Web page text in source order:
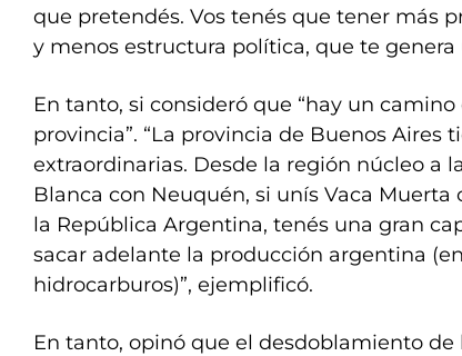
que pretendés. Vos tenés que tener más
y menos estructura política, que te genera
En tanto, si consideró que “hay un
provincia”. “La provincia de Buenos Aires
extraordinarias. Desde la región núcleo a
Blanca con Neuquén, si unís Vaca
la República Argentina, tenés una gran
sacar adelante la producción argentina
hidrocarburos)”, ejemplificó.
En tanto, opinó que el desdoblamiento de